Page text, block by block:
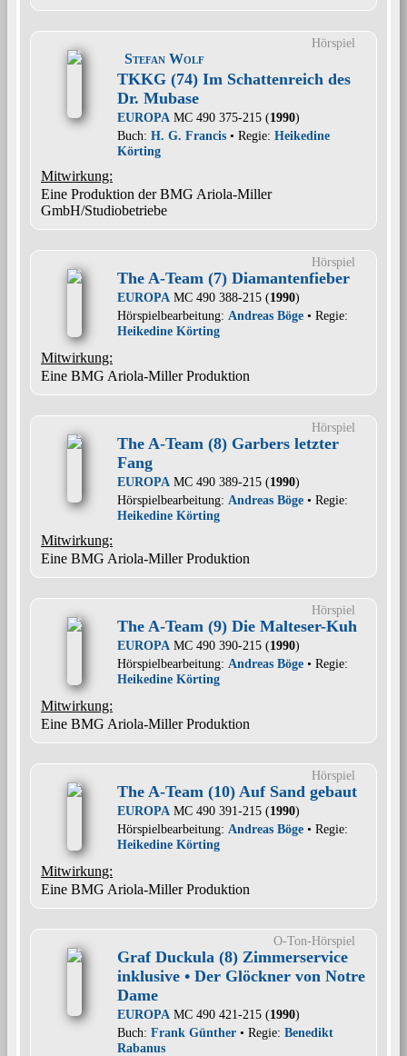
Hörspiel
Stefan Wolf
TKKG (74) Im Schattenreich des
Dr. Mubase
EUROPA MC 490 375-215 (1990)
Buch: H. G. Francis • Regie: Heikedine
Körting
Mitwirkung:
Eine Produktion der BMG Ariola-Miller
GmbH/Studiobetriebe
Hörspiel
The A-Team (7) Diamantenfieber
EUROPA MC 490 388-215 (1990)
Hörspielbearbeitung: Andreas Böge • Regie:
Heikedine Körting
Mitwirkung:
Eine BMG Ariola-Miller Produktion
Hörspiel
The A-Team (8) Garbers letzter
Fang
EUROPA MC 490 389-215 (1990)
Hörspielbearbeitung: Andreas Böge • Regie:
Heikedine Körting
Mitwirkung:
Eine BMG Ariola-Miller Produktion
Hörspiel
The A-Team (9) Die Malteser-Kuh
EUROPA MC 490 390-215 (1990)
Hörspielbearbeitung: Andreas Böge • Regie:
Heikedine Körting
Mitwirkung:
Eine BMG Ariola-Miller Produktion
Hörspiel
The A-Team (10) Auf Sand gebaut
EUROPA MC 490 391-215 (1990)
Hörspielbearbeitung: Andreas Böge • Regie:
Heikedine Körting
Mitwirkung:
Eine BMG Ariola-Miller Produktion
O-Ton-Hörspiel
Graf Duckula (8) Zimmerservice
inklusive • Der Glöckner von Notre
Dame
EUROPA MC 490 421-215 (1990)
Buch: Frank Günther • Regie: Benedikt
Rabanus